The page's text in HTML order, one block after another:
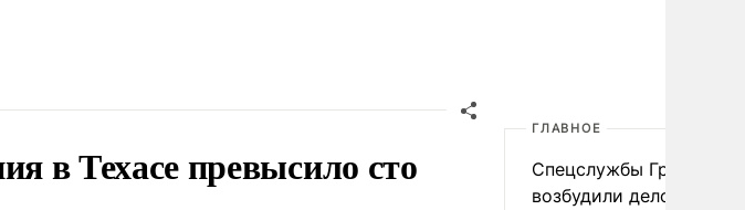
в Техасе превысило сто
ГЛАВНОЕ
Спецслужбы Грузии
возбудили дело о